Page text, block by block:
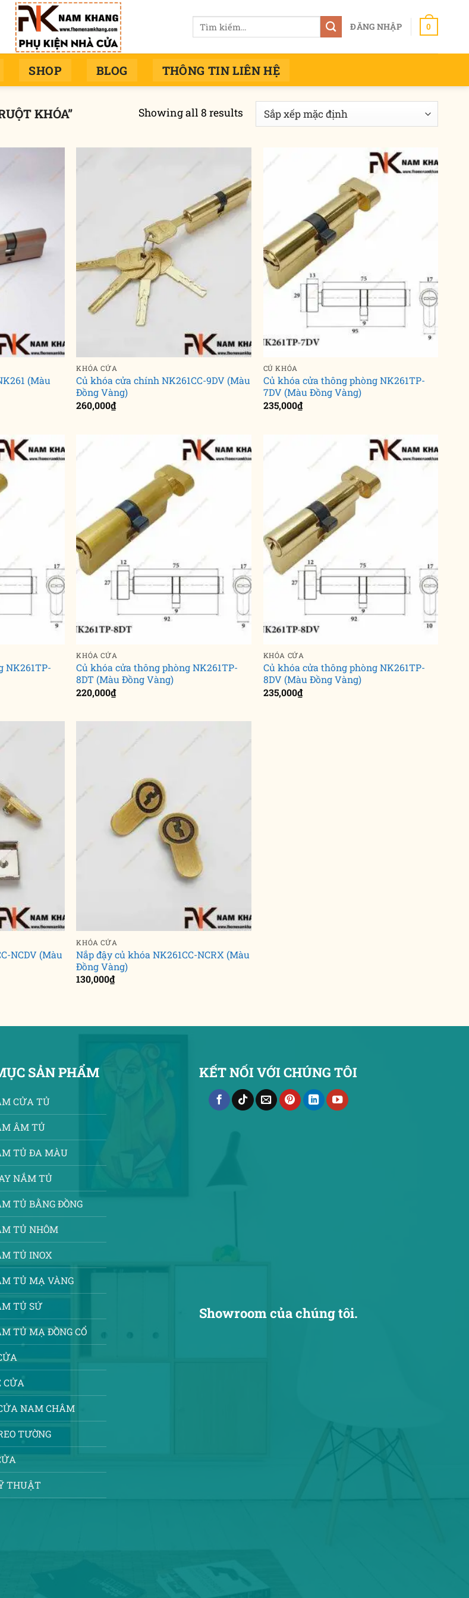
Tìm
kiếm:
ĐĂNG NHẬP 0
SHOP BLOG THÔNG TIN LIÊN HỆ
KHÓA” Showing all 8 results
(Màu
KHÓA CỬA
Củ khóa cửa chính NK261CC-9DV (Màu
Đồng Vàng)
260,000₫
CỦ KHÓA
Củ khóa cửa thông phòng NK261TP-
7DV (Màu Đồng Vàng)
235,000₫
NK261TP-
KHÓA CỬA
Củ khóa cửa thông phòng NK261TP-
8DT (Màu Đồng Vàng)
220,000₫
KHÓA CỬA
Củ khóa cửa thông phòng NK261TP-
8DV (Màu Đồng Vàng)
235,000₫
NCDV (Màu
KHÓA CỬA
Nắp đậy củ khóa NK261CC-NCRX (Màu
Đồng Vàng)
130,000₫
SẢN PHẨM
CỬA TỦ
ÂM TỦ
TỦ ĐA MÀU
NẮM TỦ
TỦ BẰNG ĐỒNG
TỦ NHÔM
TỦ INOX
TỦ MẠ VÀNG
TỦ SỨ
TỦ MẠ ĐỒNG CỔ
CỬA
NAM CHÂM
TƯỜNG
THUẬT
KẾT NỐI VỚI CHÚNG TÔI
Showroom của chúng tôi.